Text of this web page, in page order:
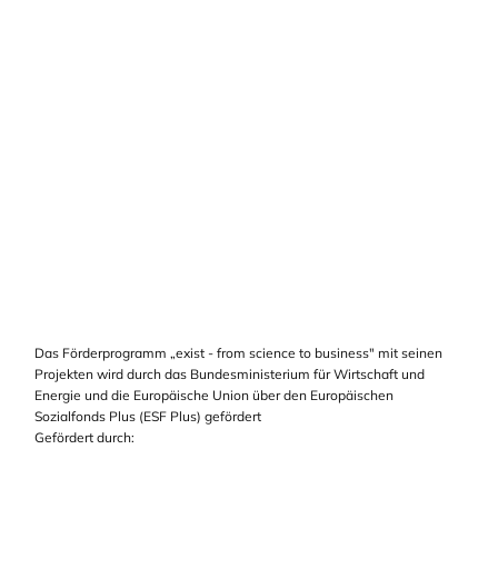
Das Förderprogramm „exist - from science to business" mit seinen
Projekten wird durch das Bundesministerium für Wirtschaft und
Energie und die Europäische Union über den Europäischen
Sozialfonds Plus (ESF Plus) gefördert
Gefördert durch: